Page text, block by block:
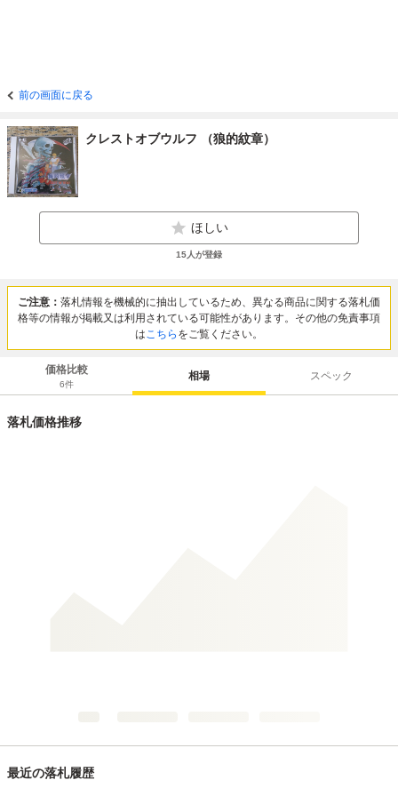
前の画面に戻る
クレストオブウルフ （狼的紋章）
ほしい
15人が登録
ご注意： 落札情報を機械的に抽出しているため、異なる商品に関する落札価
格等の情報が掲載又は利用されている可能性があります。その他の免責事項
はこちら をご覧ください。
価格比較
6件
相場 スペック
落札価格推移
最近の落札履歴